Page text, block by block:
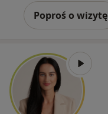
Poproś o wizytę